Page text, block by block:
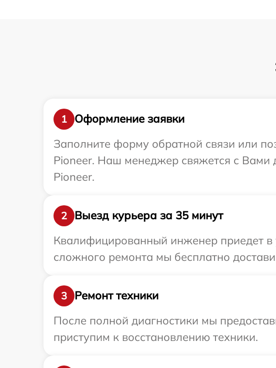
1
Оформление заявки
Заполните форму обратной связи или
Pioneer. Наш менеджер свяжется с Вами
Pioneer.
2
Выезд курьера за 35 минут
Квалифицированный инженер приедет в
сложного ремонта мы бесплатно
3
Ремонт техники
После полной диагностики мы
приступим к восстановлению техники.